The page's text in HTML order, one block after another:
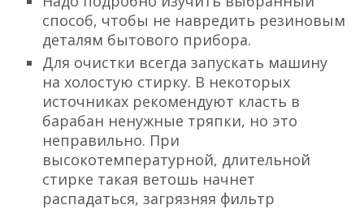
способ, чтобы не навредить резиновым
деталям бытового прибора.
Для очистки всегда запускать машину
на холостую стирку. В некоторых
источниках рекомендуют класть в
барабан ненужные тряпки, но это
неправильно. При
высокотемпературной, длительной
стирке такая ветошь начнет
распадаться, загрязняя фильтр